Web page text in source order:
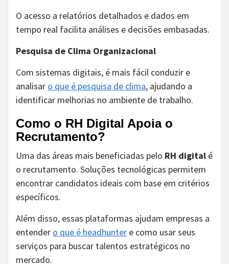
O acesso a relatórios detalhados e dados em
tempo real facilita análises e decisões embasadas.
Pesquisa de Clima Organizacional
Com sistemas digitais, é mais fácil conduzir e
analisar o que é pesquisa de clima, ajudando a
identificar melhorias no ambiente de trabalho.
Como o RH Digital Apoia o
Recrutamento?
Uma das áreas mais beneficiadas pelo RH digital é
o recrutamento. Soluções tecnológicas permitem
encontrar candidatos ideais com base em critérios
específicos.
Além disso, essas plataformas ajudam empresas a
entender o que é headhunter e como usar seus
serviços para buscar talentos estratégicos no
mercado.